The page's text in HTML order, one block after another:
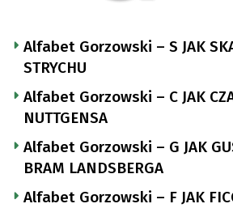
Alfabet Gorzowski – S JAK
STRYCHU
Alfabet Gorzowski – C JAK
NUTTGENSA
Alfabet Gorzowski – G JAK
BRAM LANDSBERGA
Alfabet Gorzowski – F JAK